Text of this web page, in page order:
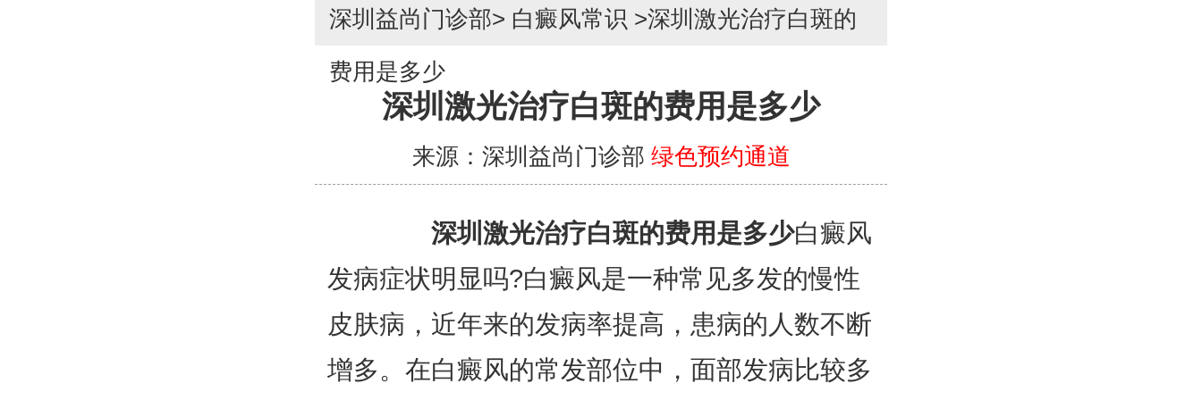
深圳益尚门诊部> 白癜风常识 >深圳激光治疗白斑的
费用是多少
深圳激光治疗白斑的费用是多少
来源：深圳益尚门诊部 绿色预约通道
深圳激光治疗白斑的费用是多少白癜风
发病症状明显吗?白癜风是一种常见多发的慢性
皮肤病，近年来的发病率提高，患病的人数不断
增多。在白癜风的常发部位中，面部发病比较多